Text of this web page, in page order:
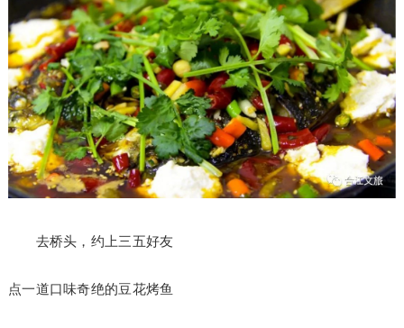
去桥头，约上三五好友
点一道口味奇绝的豆花烤鱼